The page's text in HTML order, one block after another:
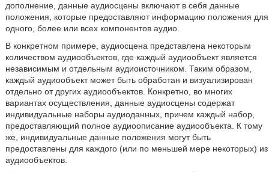
дополнение, данные аудиосцены включают в себя данные
положения, которые предоставляют информацию положения для
одного, более или всех компонентов аудио.
В конкретном примере, аудиосцена представлена некоторым
количеством аудиообъектов, где каждый аудиообъект является
независимым и отдельным аудиоисточником. Таким образом,
каждый аудиообъект может быть обработан и визуализирован
отдельно от других аудиообъектов. Конкретно, во многих
вариантах осуществления, данные аудиосцены содержат
индивидуальные наборы аудиоданных, причем каждый набор,
предоставляющий полное аудиоописание аудиообъекта. К тому
же, индивидуальные данные положения могут быть
предоставлены для каждого (или по меньшей мере некоторых) из
аудиообъектов.